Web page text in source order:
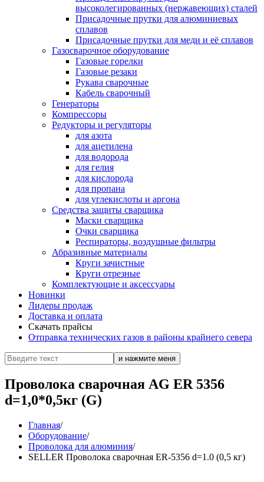
высоколегированных (нержавеющих) сталей
Присадочные прутки для алюминиевых
сплавов
Присадочные прутки для меди и её сплавов
Газосварочное оборудование
Газовые горелки
Газовые резаки
Рукава сварочные
Кабель сварочный
Генераторы
Компрессоры
Редукторы и регуляторы
для азота
для ацетилена
для водорода
для гелия
для кислорода
для пропана
для углекислоты и аргона
Средства защиты сварщика
Маски сварщика
Очки сварщика
Респираторы, воздушные фильтры
Абразивные материалы
Круги зачистные
Круги отрезные
Комплектующие и аксессуары
Новинки
Лидеры продаж
Доставка и оплата
Скачать прайсы
Отправка технических газов в районы крайнего севера
Проволока сварочная AG ER 5356
d=1,0*0,5кг (G)
Главная/
Оборудование/
Проволока для алюминия/
SELLER Проволока сварочная ER-5356 d=1.0 (0,5 кг)